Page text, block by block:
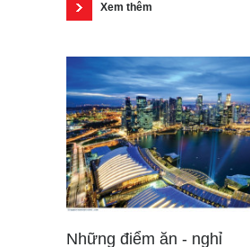
Xem thêm
Những điểm ăn - nghỉ